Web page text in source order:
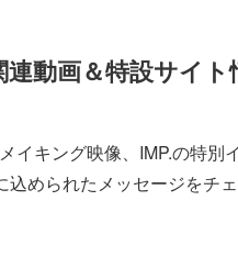
動画＆特設サイト
イキング映像、IMP.の特
込められたメッセージをチェ